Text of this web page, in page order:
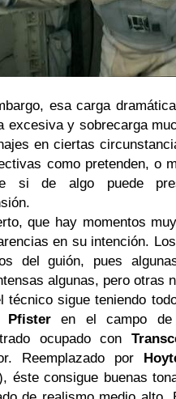
esa carga
excesiva y sobrecarga
en ciertas
como pretenden, o
si de algo puede
que hay momentos
en su intención.
del guión, pues
algunas, pero otras
técnico sigue teniendo
Pfisteren el campo de
ocupado con
Reemplazado por
éste consigue buenas